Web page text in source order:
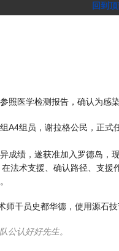
回到
参照医学检测报告，确认为感染
A4组员，谢拉格公民，正式
成绩，遂获准加入罗德岛，
法术支援、确认路径、支援
师干员史都华德，使用源石
公认好好先生。